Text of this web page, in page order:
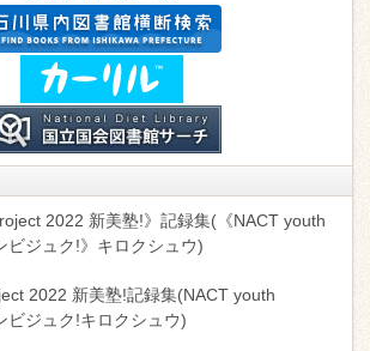
2022 新美塾!》記録集(《NACT youth
ビジュク!》キロクシュウ)
2022 新美塾!記録集(NACT youth
ビジュク!キロクシュウ)